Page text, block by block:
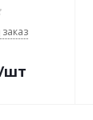
шт